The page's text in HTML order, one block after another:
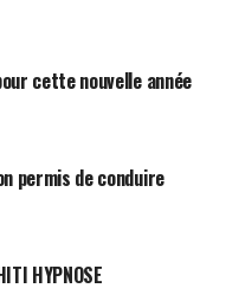
cette nouvelle année
permis de conduire
HYPNOSE